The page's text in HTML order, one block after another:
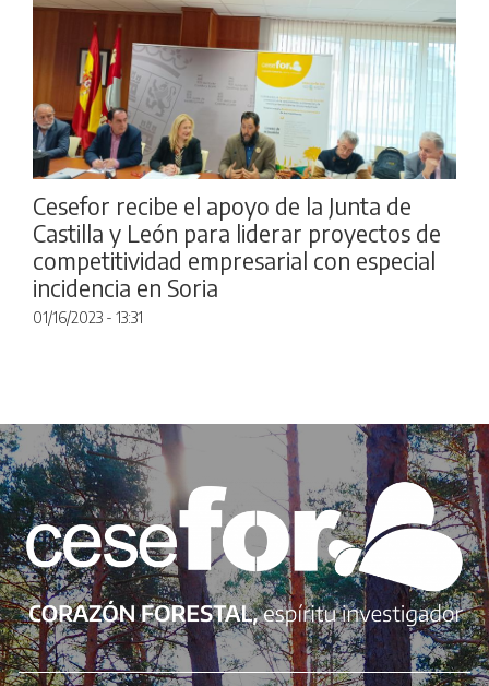
Cesefor recibe el apoyo de la Junta de
Castilla y León para liderar proyectos de
competitividad empresarial con especial
incidencia en Soria
01/16/2023 - 13:31